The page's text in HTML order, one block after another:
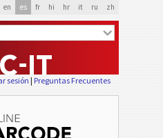
en es fr hi hr it ru zh
sesión | Preguntas Frecuentes